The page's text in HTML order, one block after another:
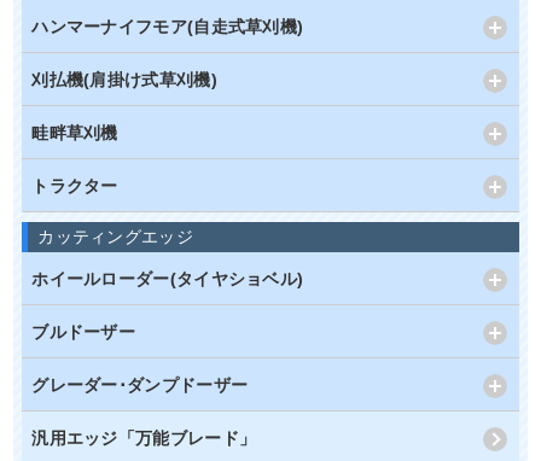
ハンマーナイフモア(自走式草刈機)
刈払機(肩掛け式草刈機)
畦畔草刈機
トラクター
カッティングエッジ
ホイールローダー(タイヤショベル)
ブルドーザー
グレーダー･ダンプドーザー
汎用エッジ「万能ブレード」